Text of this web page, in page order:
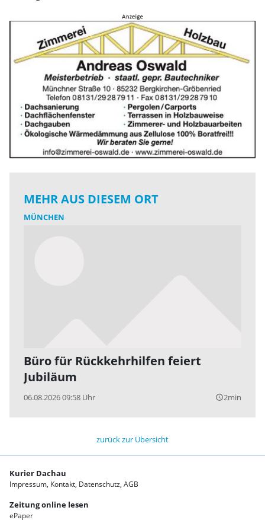
MEHR AUS DIESEM ORT
MÜNCHEN
Büro für Rückkehrhilfen feiert
Jubiläum
06.08.2026 09:58 Uhr query_builder2min
zurück zur Übersicht
Kurier Dachau
Impressum Kontakt Datenschutz AGB
Zeitung online lesen
ePaper